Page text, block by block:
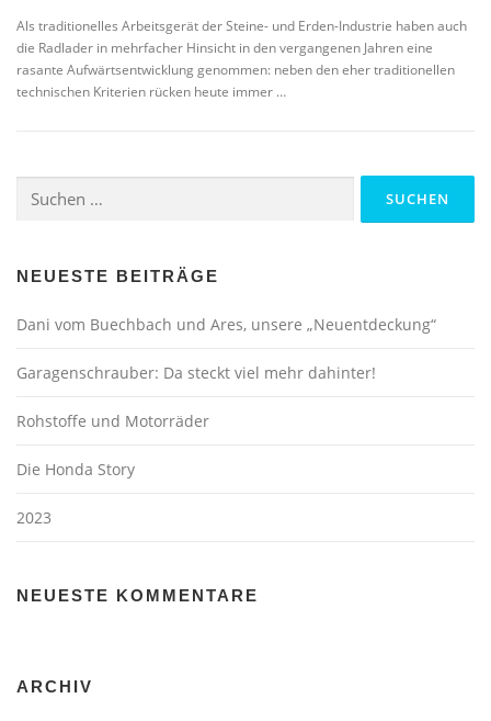
Als traditionelles Arbeitsgerät der Steine- und Erden-Industrie haben auch
die Radlader in mehrfacher Hinsicht in den vergangenen Jahren eine
rasante Aufwärtsentwicklung genommen: neben den eher traditionellen
technischen Kriterien rücken heute immer …
NEUESTE BEITRÄGE
Dani vom Buechbach und Ares, unsere „Neuentdeckung“
Garagenschrauber: Da steckt viel mehr dahinter!
Rohstoffe und Motorräder
Die Honda Story
2023
NEUESTE KOMMENTARE
ARCHIV